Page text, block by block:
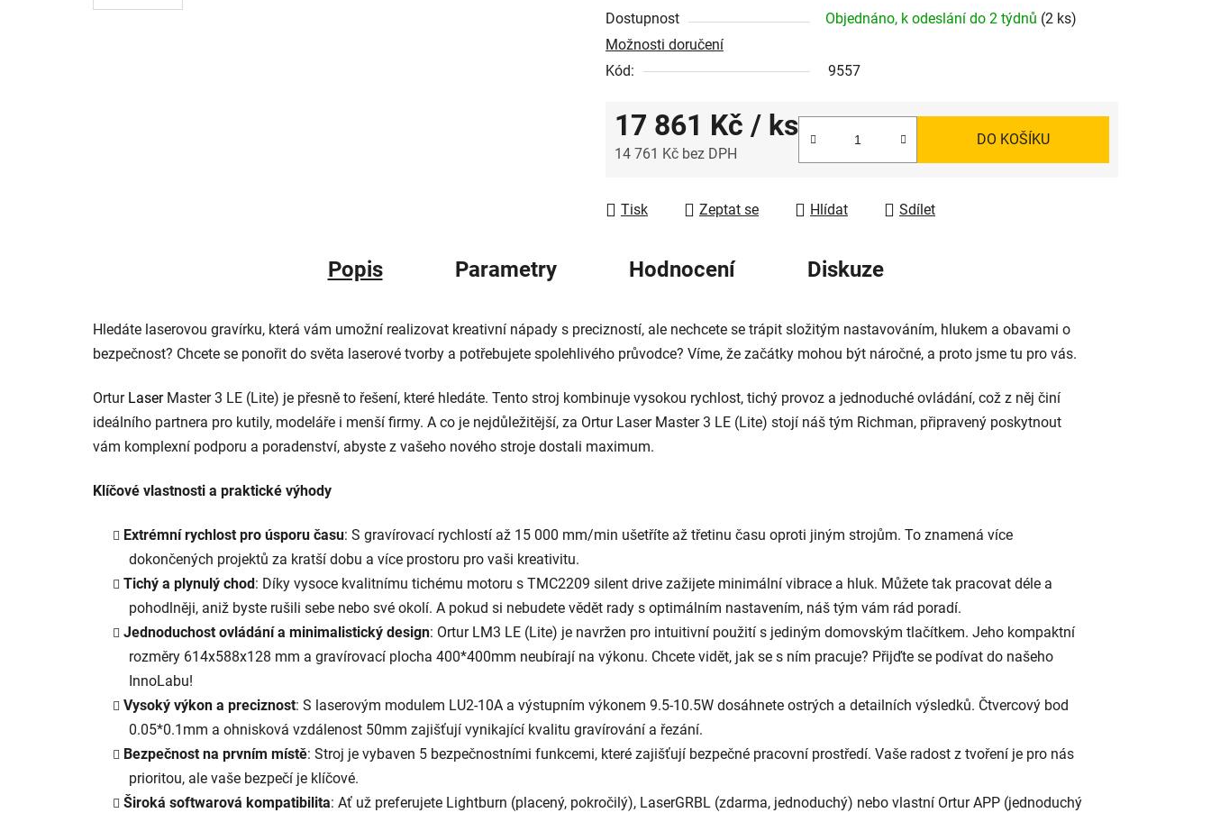
Dostupnost Objednáno, k odeslání do 2 týdnů (2 ks)
Možnosti doručení
Kód:
9557
17 861 Kč / ks
14 761 Kč bez DPH
DO KOŠÍKU
Tisk Zeptat se Hlídat Sdílet
Popis Parametry Hodnocení Diskuze
Hledáte laserovou gravírku, která vám umožní realizovat kreativní nápady s precizností, ale nechcete se trápit složitým nastavováním, hlukem a obavami o
bezpečnost? Chcete se ponořit do světa laserové tvorby a potřebujete spolehlivého průvodce? Víme, že začátky mohou být náročné, a proto jsme tu pro vás.
Ortur LaserMaster 3 LE (Lite) je přesně to řešení, které hledáte. Tento stroj kombinuje vysokou rychlost, tichý provoz a jednoduché ovládání, což z něj činí
ideálního partnera pro kutily, modeláře i menší firmy. A co je nejdůležitější, za Ortur Laser Master 3 LE (Lite) stojí náš tým Richman, připravený poskytnout
vám komplexní podporu a poradenství, abyste z vašeho nového stroje dostali maximum.
Klíčové vlastnosti a praktické výhody
Extrémní rychlost pro úsporu času: S gravírovací rychlostí až 15 000 mm/min ušetříte až třetinu času oproti jiným strojům. To znamená více
dokončených projektů za kratší dobu a více prostoru pro vaši kreativitu.
Tichý a plynulý chod : Díky vysoce kvalitnímu tichému motoru s TMC2209 silent drive zažijete minimální vibrace a hluk. Můžete tak pracovat déle a
pohodlněji, aniž byste rušili sebe nebo své okolí. A pokud si nebudete vědět rady s optimálním nastavením, náš tým vám rád poradí.
Jednoduchost ovládání a minimalistický design: Ortur LM3 LE (Lite) je navržen pro intuitivní použití s jediným domovským tlačítkem. Jeho kompaktní
rozměry 614x588x128 mm a gravírovací plocha 400*400mm neubírají na výkonu. Chcete vidět, jak se s ním pracuje? Přijďte se podívat do našeho
InnoLabu!
Vysoký výkon a preciznost: S laserovým modulem LU2-10A a výstupním výkonem 9.5-10.5W dosáhnete ostrých a detailních výsledků. Čtvercový bod
0.05*0.1mm a ohnisková vzdálenost 50mm zajišťují vynikající kvalitu gravírování a řezání.
Bezpečnost na prvním místě: Stroj je vybaven 5 bezpečnostními funkcemi, které zajišťují bezpečné pracovní prostředí. Vaše radost z tvoření je pro nás
prioritou, ale vaše bezpečí je klíčové.
Široká softwarová kompatibilita: Ať už preferujete Lightburn (placený, pokročilý), LaserGRBL (zdarma, jednoduchý) nebo vlastní Ortur APP (jednoduchý